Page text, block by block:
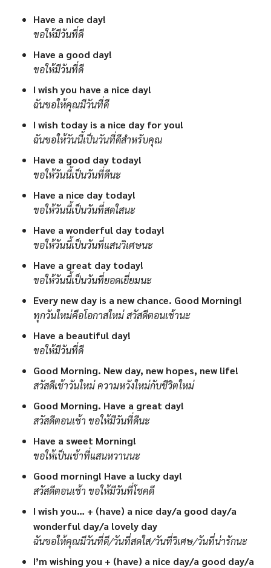
Have a nice day!
ขอให้มีวันที่ดี
Have a good day!
ขอให้มีวันที่ดี
I wish you have a nice day!
ฉันขอให้คุณมีวันที่ดี
I wish today is a nice day for you!
ฉันขอให้วันนี้เป็นวันที่ดีสำหรับคุณ
Have a good day today!
ขอให้วันนี้เป็นวันที่ดีนะ
Have a nice day today!
ขอให้วันนี้เป็นวันที่สดใสนะ
Have a wonderful day today!
ขอให้วันนี้เป็นวันที่แสนวิเศษนะ
Have a great day today!
ขอให้วันนี้เป็นวันที่ยอดเยี่ยมนะ
Every new day is a new chance. Good Morning!
ทุกวันใหม่คือโอกาสใหม่ สวัสดีตอนเช้านะ
Have a beautiful day!
ขอให้มีวันที่ดี
Good Morning. New day, new hopes, new life!
สวัสดีเช้าวันใหม่ ความหวังใหม่กับชีวิตใหม่
Good Morning. Have a great day!
สวัสดีตอนเช้า ขอให้มีวันที่ดีนะ
Have a sweet Morning!
ขอให้เป็นเช้าที่แสนหวานนะ
Good morning! Have a lucky day!
สวัสดีตอนเช้า ขอให้มีวันที่โชคดี
I wish you… + (have) a nice day/a good day/a
wonderful day/a lovely day
ฉันขอให้คุณมีวันที่ดี/วันที่สดใส/วันที่วิเศษ/วันที่น่ารักนะ
I’m wishing you + (have) a nice day/a good day/a